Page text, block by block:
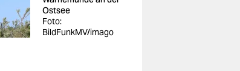
Ostsee
Foto:
BildFunkMV/imago